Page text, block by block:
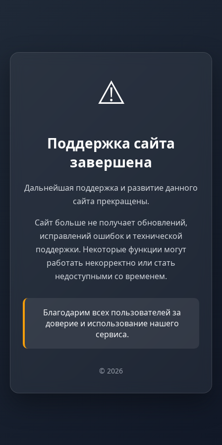
⚠️
Поддержка сайта
завершена
Дальнейшая поддержка и развитие данного
сайта прекращены.
Сайт больше не получает обновлений,
исправлений ошибок и технической
поддержки. Некоторые функции могут
работать некорректно или стать
недоступными со временем.
Благодарим всех пользователей за
доверие и использование нашего
сервиса.
© 2026